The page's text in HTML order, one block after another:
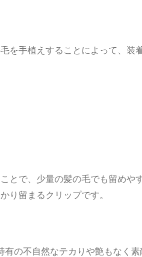
を手植えすることによって、装
とで、少量の髪の毛でも留めや
り留まるクリップです。
の不自然なテカりや艶もなく